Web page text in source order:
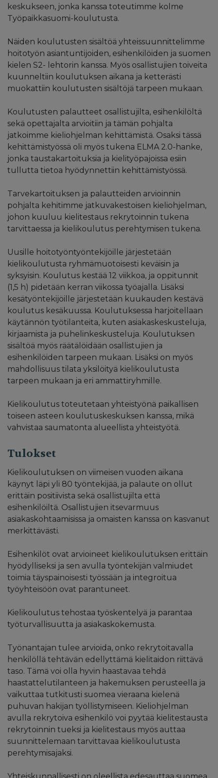
keskukseen, jonka kanssa toteutimme kolme
Työpaikkasuomi-koulutusta.
Näiden koulutusten sisältöä yhteissuunnittelimme
hoitotyön asiantuntijoiden, esihenkilöiden ja suomen
kielen S2- lehtorin kanssa. Myös osallistujien toiveita
kuunneltiin koulutuksen aikana ja ketterästi
muokattiin koulutusten sisältöjä tarpeen mukaan.
Koulutusten palautteet osallistujilta, esihenkilöltä
sekä opettajalta arvioitiin ja tämän pohjalta
jatkoimme kieliohjelman kehittämistä. Osaksi tässä
kehittämistyössä oli myös tukena ELMA 2.0-hanke,
jonka taustakartoituksia ja kielityöpajoissa esiin
tullutta tietoa hyödynnettiin kehittämistyössä.
Tarvekartoituksen ja palautteiden arvioinnin
pohjalta kehitimme jatkuvakestoisen kieliohjelman,
johon kuuluu kielitestaus rekrytoinnin tukena
tarvittaessa ja kielikoulutus perehtymisen tukena.
Uusille hoitotyöntyöntekijöille järjestetään
kielikoulutusta ryhmämuotoisesti keväisin ja
syksyisin. Koulutus kestää 12 viikkoa, ja oppitunnit
(1,5 h) pidetään kerran viikossa työajalla. Lisäksi
kesätyöntekijöille järjestetään kuukauden kestävä
koulutus kesäkuussa. Koulutuksessa harjoitellaan
käytännön työtilanteita, kuten asiakaskeskusteluja,
kirjaamista ja puhelinkeskusteluja. Koulutuksen
sisältöä myös räätälöidään osallistujien ja
esihenkilöiden tarpeen mukaan. Lisäksi on myös
mahdollisuus tilata yksilöityä kielikoulutusta
tarpeen mukaan ja eri ammattiryhmille.
Kielikoulutus toteutetaan yhteistyönä paikallisen
toiseen asteen koulutuskeskuksen kanssa, mikä
vahvistaa saumatonta alueellista yhteistyötä.
Tulokset
Kielikoulutuksen on viimeisen vuoden aikana
käynyt läpi yli 80 työntekijää, ja palaute on ollut
erittäin positiivista sekä osallistujilta että
esihenkilöiltä. Osallistujien itsevarmuus
asiakaskohtaamisissa ja omaisten kanssa on kasvanut
merkittävästi.
Esihenkilöt ovat arvioineet kielikoulutuksen erittäin
hyödylliseksi ja sen avulla työntekijän valmiudet
toimia täyspainoisesti työssään ja integroitua
työyhteisöön ovat parantuneet.
Kielikoulutus tehostaa työskentelyä ja parantaa
työturvallisuutta ja asiakaskokemusta.
Työnantajan tulee arvioida, onko rekrytoitavalla
henkilöllä tehtävän edellyttämä kielitaidon riittävä
taso. Tämä voi olla hyvin haastavaa tehdä
haastattelutilanteen ja hakemuksen perusteella ja
vaikuttaa tutkitusti suomea vieraana kielenä
puhuvan hakijan työllistymiseen. Kieliohjelman
avulla rekrytoiva esihenkilö voi pyytää kielitestausta
rekrytoinnin tueksi ja kielitestaus myös auttaa
suunnittelemaan tarvittavaa kielikoulutusta
perehtymisajaksi.
Yhteiskunnallisesti on oleellista edesauttaa suomea